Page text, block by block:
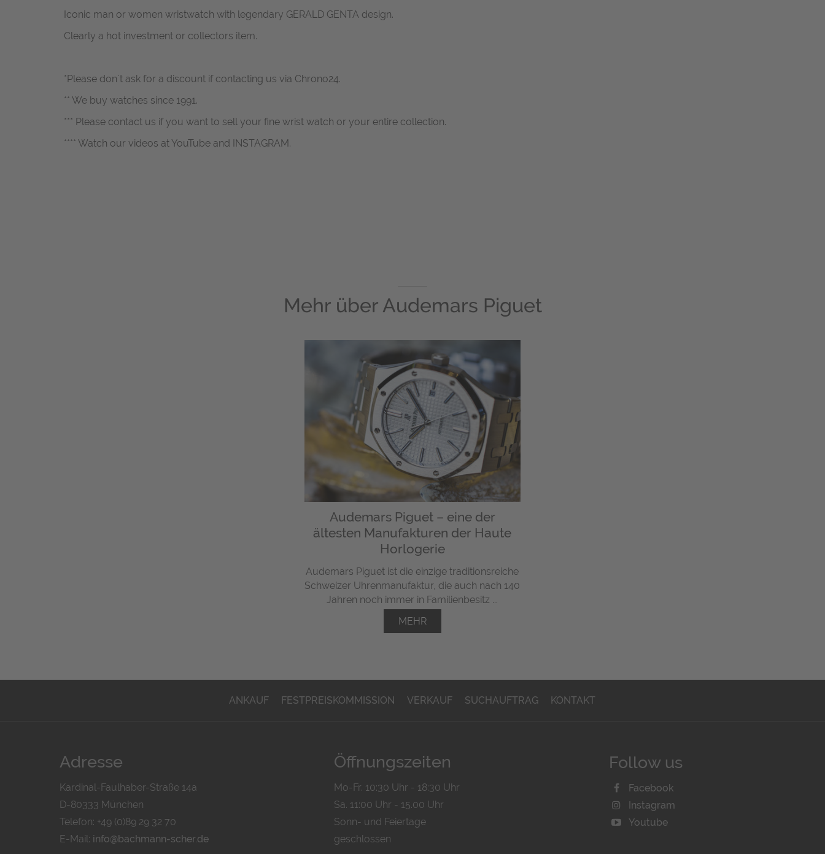
Iconic man or women wristwatch with legendary GERALD GENTA design.
Clearly a hot investment or collectors item.
*Please don`t ask for a discount if contacting us via Chrono24.
** We buy watches since 1991.
*** Please contact us if you want to sell your fine wrist watch or your entire collection.
**** Watch our videos at YouTube and INSTAGRAM.
Mehr über Audemars Piguet
Audemars Piguet – eine der
ältesten Manufakturen der Haute
Horlogerie
Audemars Piguet ist die einzige traditionsreiche
Schweizer Uhrenmanufaktur, die auch nach 140
Jahren noch immer in Familienbesitz ...
MEHR
ANKAUF FESTPREISKOMMISSION VERKAUF SUCHAUFTRAG KONTAKT
Adresse
Kardinal-Faulhaber-Straße 14a
D-80333 München
Telefon: +49 (0)89 29 32 70
E-Mail: info@bachmann-scher.de
Öffnungszeiten
Mo-Fr. 10:30 Uhr - 18:30 Uhr
Sa. 11:00 Uhr - 15.00 Uhr
Sonn- und Feiertage
geschlossen
Follow us
Facebook
Instagram
Youtube